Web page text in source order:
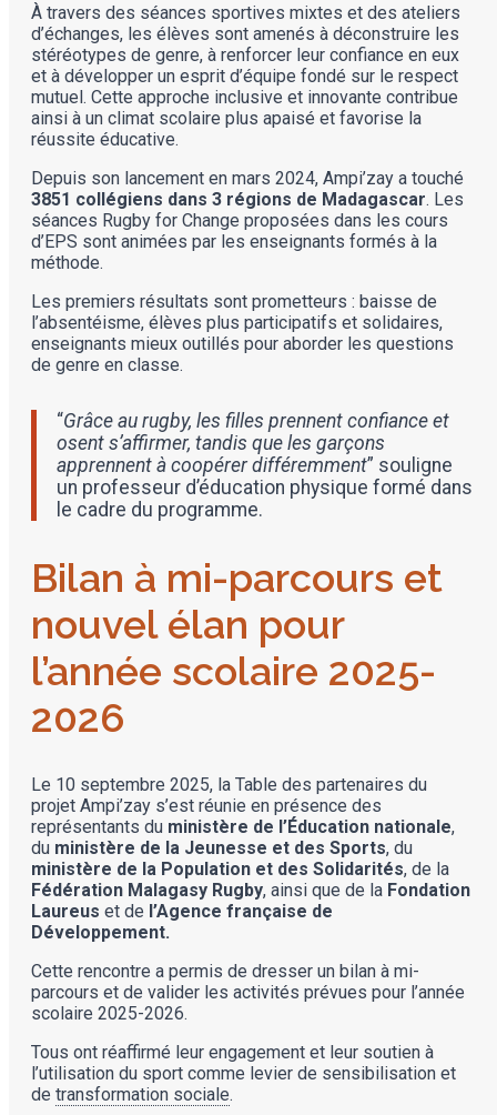
À travers des séances sportives mixtes et des ateliers
d’échanges, les élèves sont amenés à déconstruire les
stéréotypes de genre, à renforcer leur confiance en eux
et à développer un esprit d’équipe fondé sur le respect
mutuel. Cette approche inclusive et innovante contribue
ainsi à un climat scolaire plus apaisé et favorise la
réussite éducative.
Depuis son lancement en mars 2024, Ampi’zay a touché
3851 collégiens dans 3 régions de Madagascar. Les
séances Rugby for Change proposées dans les cours
d’EPS sont animées par les enseignants formés à la
méthode.
Les premiers résultats sont prometteurs : baisse de
l’absentéisme, élèves plus participatifs et solidaires,
enseignants mieux outillés pour aborder les questions
de genre en classe.
“Grâce au rugby, les filles prennent confiance et
osent s’affirmer, tandis que les garçons
apprennent à coopérer différemment” souligne
un professeur d’éducation physique formé dans
le cadre du programme.
Bilan à mi-parcours et
nouvel élan pour
l’année scolaire 2025-
2026
Le 10 septembre 2025, la Table des partenaires du
projet Ampi’zay s’est réunie en présence des
représentants du ministère de l’Éducation nationale,
du ministère de la Jeunesse et des Sports, du
ministère de la Population et des Solidarités, de la
Fédération Malagasy Rugby, ainsi que de la Fondation
Laureus et de l’Agence française de
Développement.
Cette rencontre a permis de dresser un bilan à mi-
parcours et de valider les activités prévues pour l’année
scolaire 2025-2026.
Tous ont réaffirmé leur engagement et leur soutien à
l’utilisation du sport comme levier de sensibilisation et
de transformation sociale.